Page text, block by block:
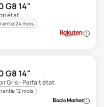
G8 14"
état
24 mois
G8 14"
Gris - Parfait état
12 mois